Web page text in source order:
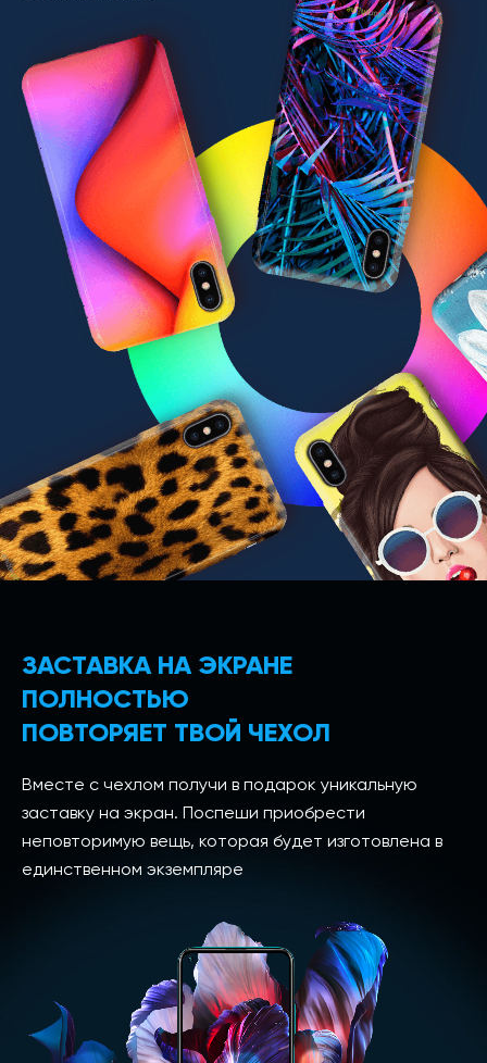
ЗАСТАВКА НА ЭКРАНЕ
ПОЛНОСТЬЮ
ПОВТОРЯЕТ ТВОЙ ЧЕХОЛ
Вместе с чехлом получи в подарок уникальную
заставку на экран. Поспеши приобрести
неповторимую вещь, которая будет изготовлена в
единственном экземпляре